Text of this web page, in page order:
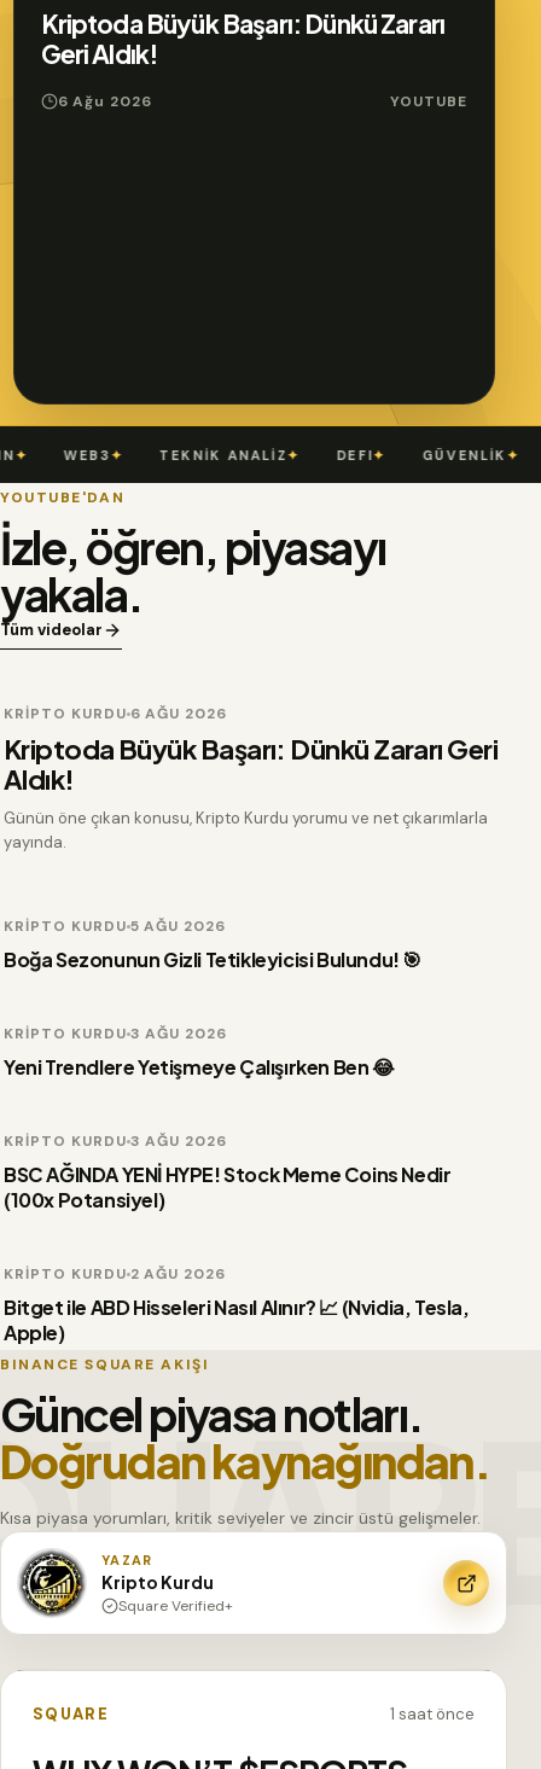
Kriptoda Büyük Başarı: Dünkü Zararı
Geri Aldık!
6 Ağu 2026 YOUTUBE
WEB3✦ TEKNİK ANALİZ✦ DEFI✦ GÜVENLİK✦
YOUTUBE'DAN
İzle, öğren, piyasayı
yakala.
Tüm videolar
VİDEO
KRIPTO KURDU 6 AĞU 2026
Kriptoda Büyük Başarı: Dünkü Zararı Geri
Aldık!
Günün öne çıkan konusu, Kripto Kurdu yorumu ve net çıkarımlarla
yayında.
VİDEO
KRIPTO KURDU 5 AĞU 2026
Boğa Sezonunun Gizli Tetikleyicisi Bulundu! 🎯
VİDEO
KRIPTO KURDU 3 AĞU 2026
Yeni Trendlere Yetişmeye Çalışırken Ben 😂
VİDEO
KRIPTO KURDU 3 AĞU 2026
BSC AĞINDA YENİ HYPE! Stock Meme Coins Nedir
(100x Potansiyel)
VİDEO
KRIPTO KURDU 2 AĞU 2026
Bitget ile ABD Hisseleri Nasıl Alınır? 📈 (Nvidia, Tesla,
Apple)
BINANCE SQUARE AKIŞI
Güncel piyasa notları.
Doğrudan kaynağından.
Kısa piyasa yorumları, kritik seviyeler ve zincir üstü gelişmeler.
YAZAR
Kripto Kurdu
Square Verified+
SON GÖNDERİ
SQUARE 1 saat önce